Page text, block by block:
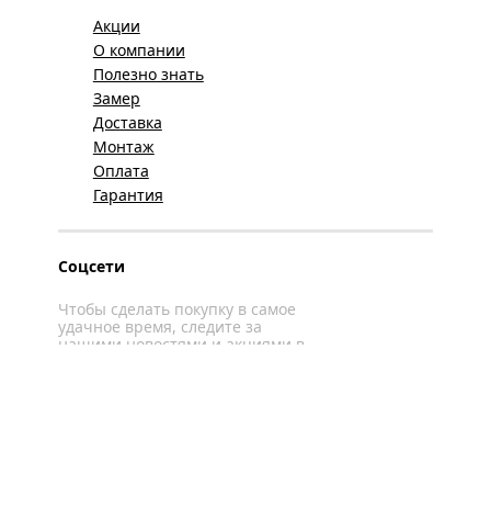
Акции
О компании
Полезно знать
Замер
Доставка
Монтаж
Оплата
Гарантия
Соцсети
Чтобы сделать покупку в самое
удачное время, следите за
нашими новостями и акциями в